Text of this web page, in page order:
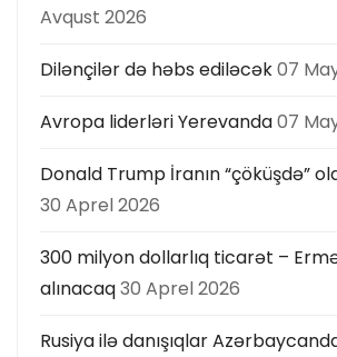
Avqust 2026
Dilənçilər də həbs ediləcək07
Avropa liderləri Yerevanda07
Donald Trump İranın “çöküşdə”
30 Aprel 2026
300 milyon dollarlıq ticarət –
alınacaq30 Aprel 2026
Rusiya ilə danışıqlar